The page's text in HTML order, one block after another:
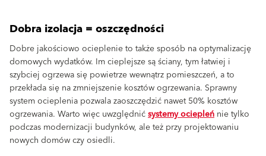
Dobra izolacja = oszczędności
Dobre jakościowo ocieplenie to także sposób na optymalizację
domowych wydatków. Im cieplejsze są ściany, tym łatwiej i
szybciej ogrzewa się powietrze wewnątrz pomieszczeń, a to
przekłada się na zmniejszenie kosztów ogrzewania. Sprawny
system ocieplenia pozwala zaoszczędzić nawet 50% kosztów
ogrzewania. Warto więc uwzględnićsystemy ociepleń nie tylko
podczas modernizacji budynków, ale też przy projektowaniu
nowych domów czy osiedli.